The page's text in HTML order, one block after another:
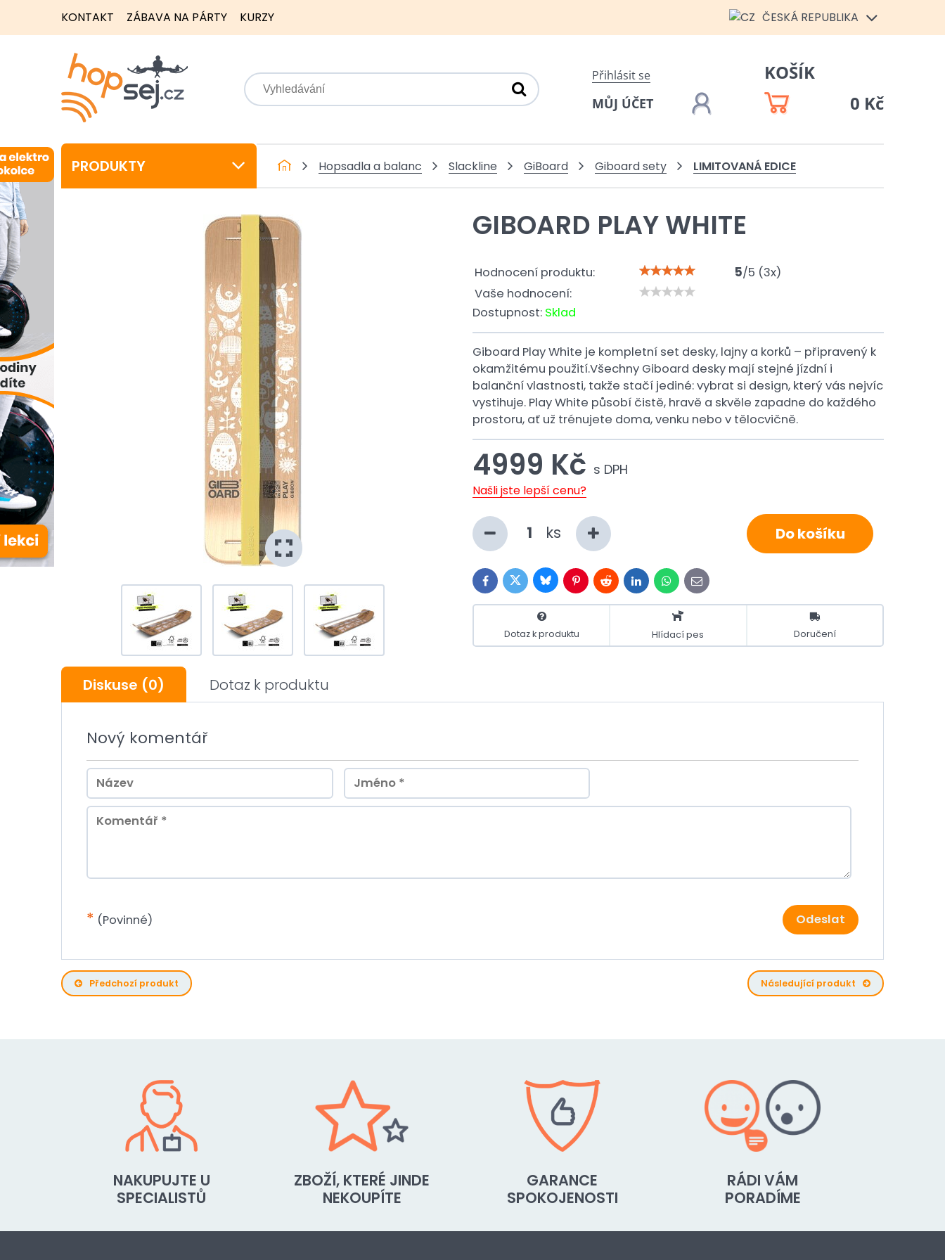
KONTAKT ZÁBAVA NA PÁRTY KURZY ČESKÁ REPUBLIKA
Přihlásit se
MŮJ ÚČET
KOŠÍK
0 Kč
PRODUKTY Hopsadla a balanc Slackline GiBoard Giboard sety LIMITOVANÁ EDICE
GIBOARD PLAY WHITE
Hodnocení produktu: 5/5 (3x)
Vaše hodnocení:
Dostupnost: Sklad
Giboard Play White je kompletní set desky, lajny a korků – připravený k
okamžitému použití.Všechny Giboard desky mají stejné jízdní i
balanční vlastnosti, takže stačí jediné: vybrat si design, který vás nejvíc
vystihuje. Play White působí čistě, hravě a skvěle zapadne do každého
prostoru, ať už trénujete doma, venku nebo v tělocvičně.
4999 Kč s DPH
Našli jste lepší cenu?
ks Do košíku
FacebookTwitterBlueskyPinterestRedditLinkedInWhatsApp
E-
mail
Dotaz k produktu Hlídací pes Doručení
Diskuse (0) Dotaz k produktu
Nový komentář
* (Povinné) Odeslat
Předchozí produkt Následující produkt
NAKUPUJTE U
SPECIALISTŮ
ZBOŽÍ, KTERÉ JINDE
NEKOUPÍTE
GARANCE
SPOKOJENOSTI
RÁDI VÁM
PORADÍME